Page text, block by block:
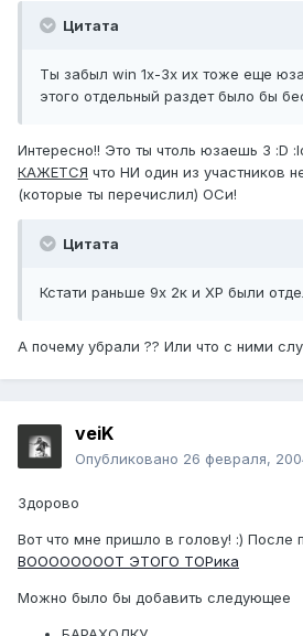
Цитата
Ты забыл win 1x-3x их тоже еще
этого отдельный раздет было бы
Интересно!! Это ты чтоль юзаешь 3 :D
КАЖЕТСЯ что НИ один из участников
(которые ты перечислил) ОСи!
Цитата
Кстати раньше 9х 2к и ХР были
А почему убрали ?? Или что с ними
veiK
Опубликовано 26 февраля,
Здорово
Вот что мне пришло в голову! :) После
ВООООООООТ ЭТОГО ТОРика
Можно было бы добавить следующее